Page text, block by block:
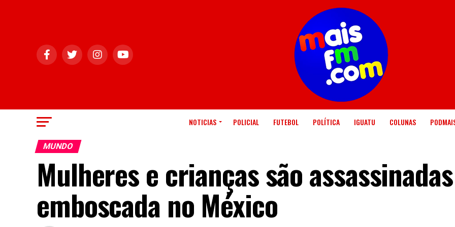
NOTICIAS POLICIAL FUTEBOL POLÍTICA IGUATU COLUNAS
MUNDO
Mulheres e crianças são
emboscada no México